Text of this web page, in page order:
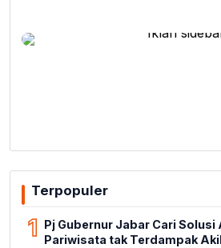
Terpopuler
1 Pj Gubernur Jabar Cari
Pariwisata tak Terdampak